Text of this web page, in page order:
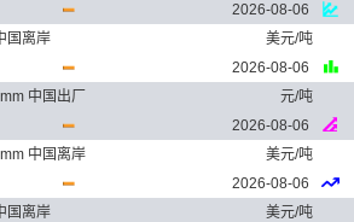
2026-08-06
国离岸
美元/吨
2026-08-06
中国出厂
元/吨
2026-08-06
中国离岸
美元/吨
2026-08-06
国离岸
美元/吨